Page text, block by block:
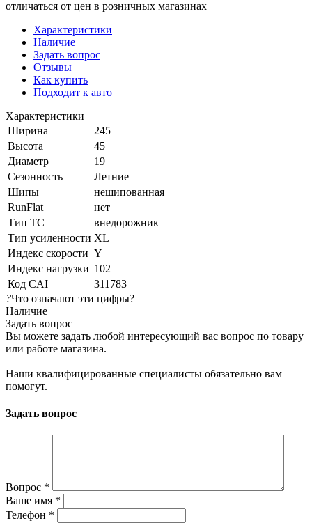
отличаться от цен в розничных магазинах
Характеристики
Наличие
Задать вопрос
Отзывы
Как купить
Подходит к авто
Характеристики
Ширина
245
Высота
45
Диаметр
19
Сезонность
Летние
Шипы
нешипованная
RunFlat
нет
Тип ТС
внедорожник
Тип усиленности XL
Индекс скорости Y
Индекс нагрузки 102
Код CAI
311783
?Что означают эти цифры?
Наличие
Задать вопрос
Вы можете задать любой интересующий вас вопрос по товару
или работе магазина.
Наши квалифицированные специалисты обязательно вам
помогут.
Задать вопрос
Вопрос *
Ваше имя *
Телефон *